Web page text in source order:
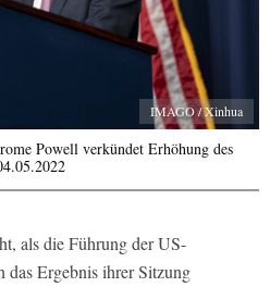
IMAGO / Xinhua
Powell verkündet Erhöhung des
als die Führung der US-
Ergebnis ihrer Sitzung